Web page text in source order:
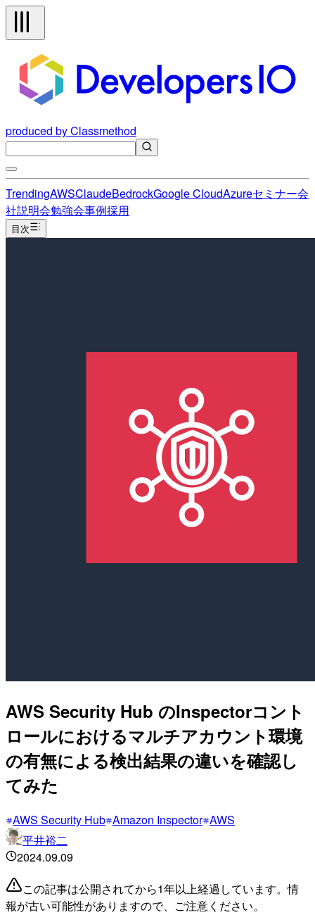
produced by Classmethod
TrendingAWSClaudeBedrockGoogle CloudAzureセミナー会
社説明会勉強会事例採用
目次
AWS Security Hub のInspectorコント
ロールにおけるマルチアカウント環境
の有無による検出結果の違いを確認し
てみた
AWS Security Hub Amazon Inspector AWS
平井裕二
2024.09.09
この記事は公開されてから1年以上経過しています。情
報が古い可能性がありますので、ご注意ください。